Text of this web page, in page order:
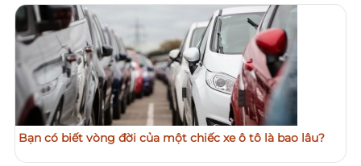
Bạn có biết vòng đời của một chiếc xe ô tô là bao lâu?